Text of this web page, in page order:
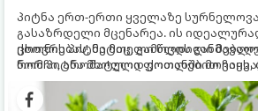
პიტნა ერთ-ერთი ყველაზე
გასაზრდელი მცენარეა. ის
ცხოვრებას, მეტიც, გამოცდილი
რომ პიტნა მხოლოდ ქოთანში
გრუნტში (ბაღში) დარგვისას ის
სწრაფად ვრცელდება და სხვა
ქოთნის პიტნა მთელი წლის
ნორჩი, არომატული ფოთლებით ჩაის,
კერძებისთვის.